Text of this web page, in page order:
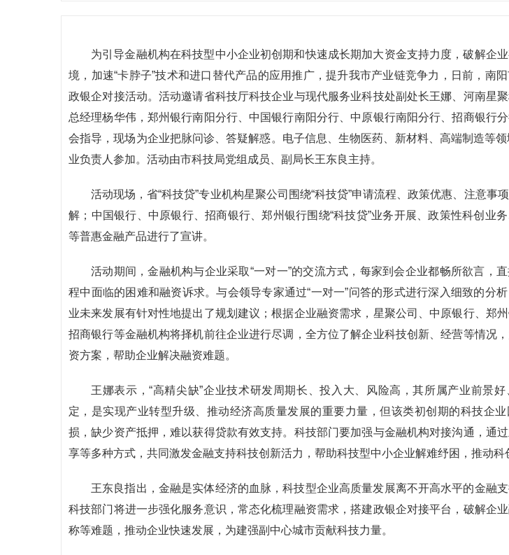
为引导金融机构在科技型中小企业初创期和快速成长期加大资金支持力度，破解企
境，加速“卡脖子”技术和进口替代产品的应用推广，提升我市产业链竞争力，日前，南
政银企对接活动。活动邀请省科技厅科技企业与现代服务业科技处副处长王娜、河南星
总经理杨华伟，郑州银行南阳分行、中国银行南阳分行、中原银行南阳分行、招商银行
会指导，现场为企业把脉问诊、答疑解惑。电子信息、生物医药、新材料、高端制造等
业负责人参加。活动由市科技局党组成员、副局长王东良主持。
活动现场，省“科技贷”专业机构星聚公司围绕“科技贷”申请流程、政策优惠、注意事
解；中国银行、中原银行、招商银行、郑州银行围绕“科技贷”业务开展、政策性科创业
等普惠金融产品进行了宣讲。
活动期间，金融机构与企业采取“一对一”的交流方式，每家到会企业都畅所欲言，
程中面临的困难和融资诉求。与会领导专家通过“一对一”问答的形式进行深入细致的分
业未来发展有针对性地提出了规划建议；根据企业融资需求，星聚公司、中原银行、郑州
招商银行等金融机构将择机前往企业进行尽调，全方位了解企业科技创新、经营等情况
资方案，帮助企业解决融资难题。
王娜表示，“高精尖缺”企业技术研发周期长、投入大、风险高，其所属产业前景
定，是实现产业转型升级、推动经济高质量发展的重要力量，但该类初创期的科技企
损，缺少资产抵押，难以获得贷款有效支持。科技部门要加强与金融机构对接沟通，通
享等多种方式，共同激发金融支持科技创新活力，帮助科技型中小企业解难纾困，推动科
王东良指出，金融是实体经济的血脉，科技型企业高质量发展离不开高水平的金融
科技部门将进一步强化服务意识，常态化梳理融资需求，搭建政银企对接平台，破解企
称等难题，推动企业快速发展，为建强副中心城市贡献科技力量。